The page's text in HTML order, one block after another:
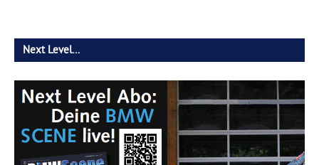
Next Level…